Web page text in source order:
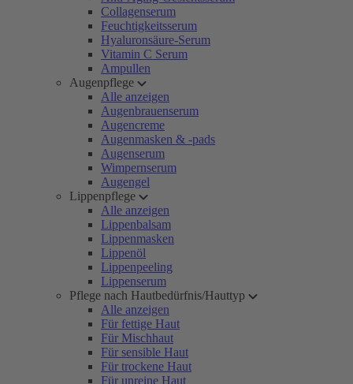
Collagenserum
Feuchtigkeitsserum
Hyaluronsäure-Serum
Vitamin C Serum
Ampullen
Augenpflege
Alle anzeigen
Augenbrauenserum
Augencreme
Augenmasken & -pads
Augenserum
Wimpernserum
Augengel
Lippenpflege
Alle anzeigen
Lippenbalsam
Lippenmasken
Lippenöl
Lippenpeeling
Lippenserum
Pflege nach Hautbedürfnis/Hauttyp
Alle anzeigen
Für fettige Haut
Für Mischhaut
Für sensible Haut
Für trockene Haut
Für unreine Haut